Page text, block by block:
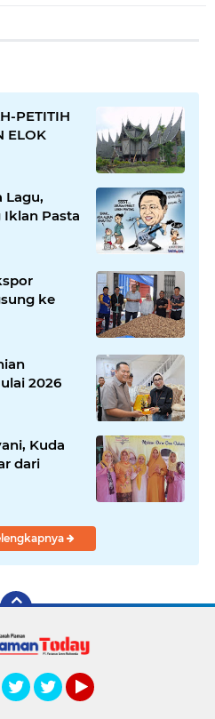
PETITIH
ELOK
Lagu,
Pasta
ke
2026
Kuda
dari